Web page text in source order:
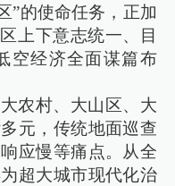
”的使命任务，正加
上下意志统一、目
空经济全面谋篇布
农村、大山区、大
元，传统地面巡查
应慢等痛点。从全
超大城市现代化治